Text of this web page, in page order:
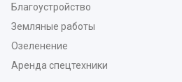
Благоустройство
Земляные работы
Озеленение
Аренда спецтехники